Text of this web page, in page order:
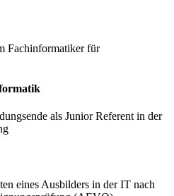
Fachinformatiker für
als Junior Referent in der
eines Ausbilders in der IT nach